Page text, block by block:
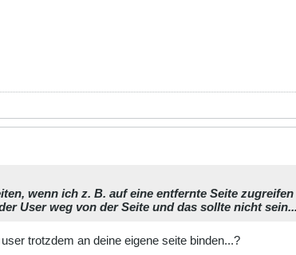
wenn ich z. B. auf eine entfernte Seite
User weg von der Seite und das sollte nicht
trotzdem an deine eigene seite binden...?